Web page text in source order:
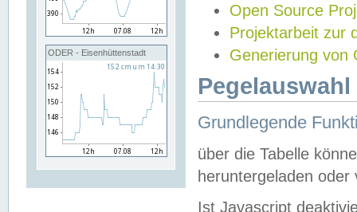
ODER - Eisenhüttenstadt
Open Source
Projektarbeit zur
Generierung von
Grundlegende
über die Tabelle
heruntergeladen oder
Ist Javascript